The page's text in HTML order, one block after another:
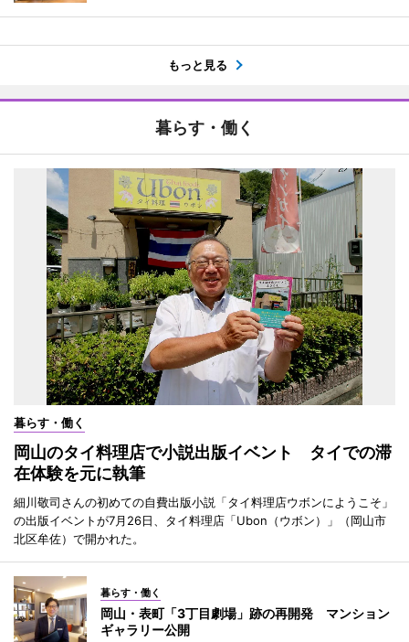
もっと見る
暮らす・働く
暮らす・働く
岡山のタイ料理店で小説出版イベント タイでの滞
在体験を元に執筆
細川敬司さんの初めての自費出版小説「タイ料理店ウボンにようこそ」
の出版イベントが7月26日、タイ料理店「Ubon（ウボン）」（岡山市
北区牟佐）で開かれた。
暮らす・働く
岡山・表町「3丁目劇場」跡の再開発 マンション
ギャラリー公開